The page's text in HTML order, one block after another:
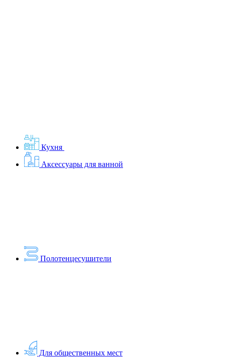
Кухня
Аксессуары для ванной
Полотенцесушители
Для общественных мест